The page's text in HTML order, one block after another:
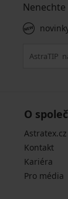
O
Astratex.cz
Kontakt
Kariéra
Pro média